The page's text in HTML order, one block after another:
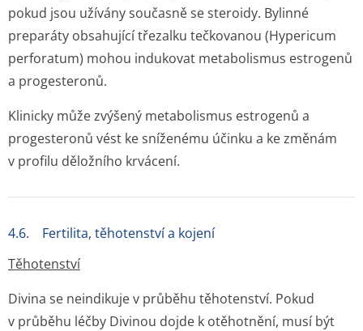
pokud jsou užívány současně se steroidy. Bylinné
preparáty obsahující třezalku tečkovanou (Hypericum
perforatum) mohou indukovat metabolismus estrogenů
a progesteronů.
Klinicky může zvýšený metabolismus estrogenů a
progesteronů vést ke sníženému účinku a ke změnám
v profilu děložního krvácení.
4.6. Fertilita, těhotenství a kojení
Těhotenství
Divina se neindikuje v průběhu těhotenství. Pokud
v průběhu léčby Divinou dojde k otěhotnění, musí být